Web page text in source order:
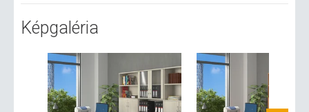
Képgaléria